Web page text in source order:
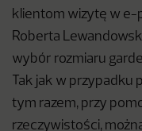
klientom wizytę w e-
Roberta
wybór rozmiaru
Tak jak w przypadku
tym razem, przy
rzeczywistości,